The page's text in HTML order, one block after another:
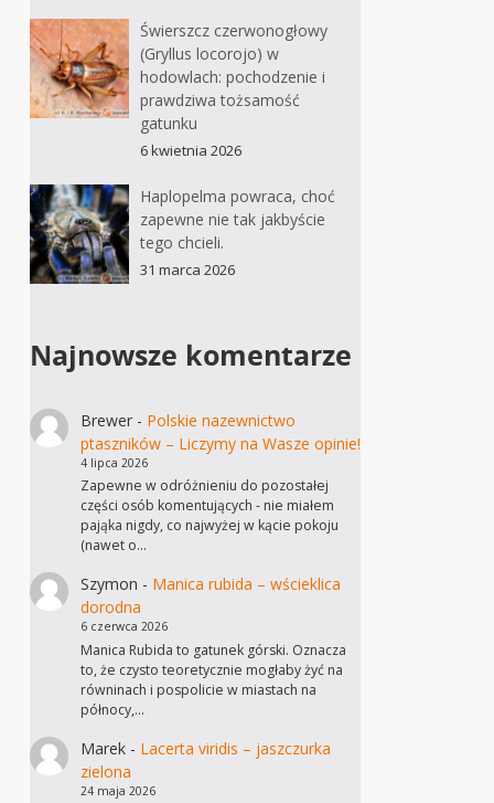
Świerszcz czerwonogłowy
(Gryllus locorojo) w
hodowlach: pochodzenie i
prawdziwa tożsamość
gatunku
6 kwietnia 2026
Haplopelma powraca, choć
zapewne nie tak jakbyście
tego chcieli.
31 marca 2026
Najnowsze komentarze
Brewer- Polskie nazewnictwo
ptaszników – Liczymy na Wasze opinie!
4 lipca 2026
Zapewne w odróżnieniu do pozostałej
części osób komentujących - nie miałem
pająka nigdy, co najwyżej w kącie pokoju
(nawet o…
Szymon - Manica rubida – wścieklica
dorodna
6 czerwca 2026
Manica Rubida to gatunek górski. Oznacza
to, że czysto teoretycznie mogłaby żyć na
równinach i pospolicie w miastach na
północy,…
Marek- Lacerta viridis – jaszczurka
zielona
24 maja 2026